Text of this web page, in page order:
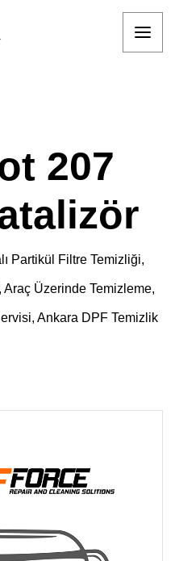
207
Partikül Filtre Temizliği,
Üzerinde Temizleme,
Ankara DPF Temizlik